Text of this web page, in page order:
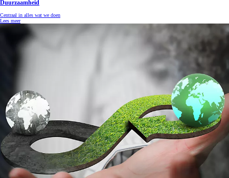
Duurzaamheid
Centraal in alles wat we doen
Lees meer